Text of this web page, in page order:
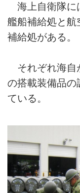
海上自衛隊に
艦船補給処と航
補給処がある。
それぞれ海自
の搭載装備品の
ている。